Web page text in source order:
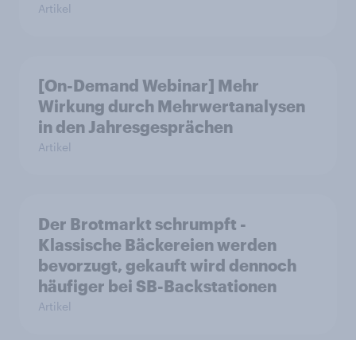
Artikel
[On-Demand Webinar] Mehr
Wirkung durch Mehrwertanalysen
in den Jahresgesprächen
Artikel
Der Brotmarkt schrumpft -
Klassische Bäckereien werden
bevorzugt, gekauft wird dennoch
häufiger bei SB-Backstationen
Artikel